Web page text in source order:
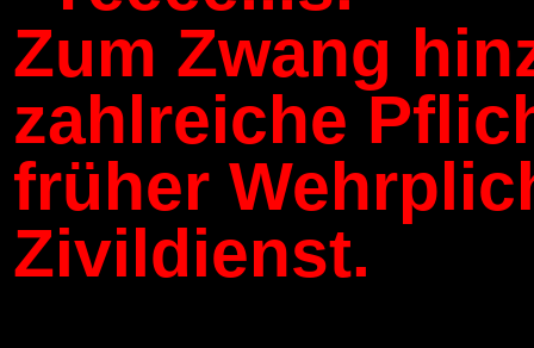
Zum Zwang
zahlreiche
früher
Zivildienst.